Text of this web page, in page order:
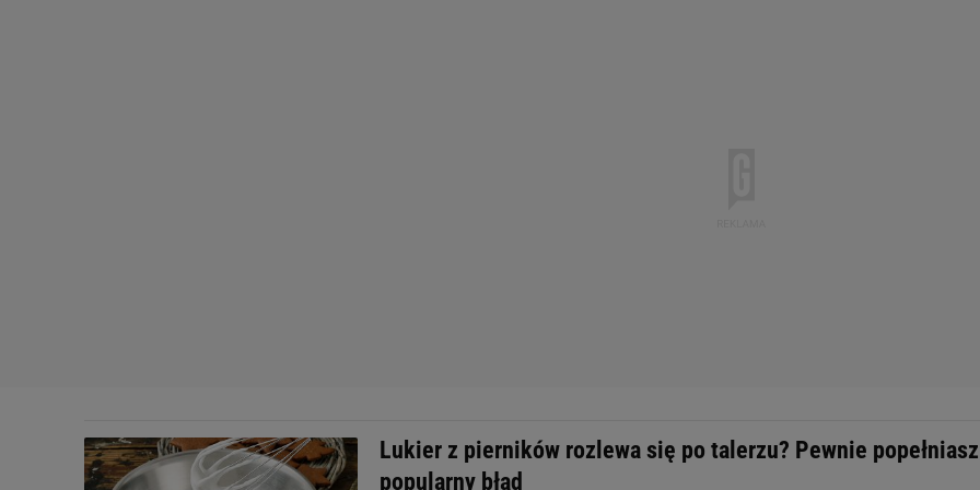
Lukier z pierników rozlewa się po talerzu? Pewnie
popularny błąd